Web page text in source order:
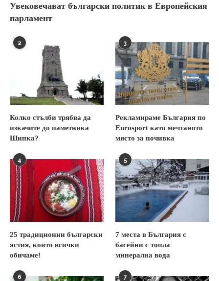
Увековечават български политик в Европейския
парламент
2
Колко стълби трябва да
изкачите до паметника
Шипка?
3
Рекламираме България по
Eurosport като мечтаното
място за почивка
4
25 традиционни български
ястия, които всички
обичаме!
5
7 места в България с
басейни с топла
минерална вода
6 7